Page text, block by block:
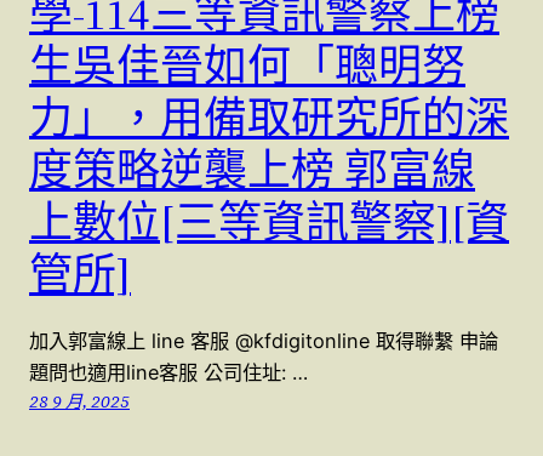
學-114三等資訊警察上榜
生吳佳晉如何「聰明努
力」，用備取研究所的深
度策略逆襲上榜 郭富線
上數位[三等資訊警察][資
管所]
加入郭富線上 line 客服 @kfdigitonline 取得聯繫 申論
題問也適用line客服 公司住址: …
28 9 月, 2025